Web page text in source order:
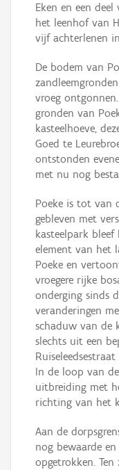
Eken en een
het leenhof van
vijf achterlenen
De bodem van
vroeg
gronden van
kasteelhoeve,
Goed te
ontstonden
met nu nog
Poeke is tot van
gebleven met
kasteelpark
element van het
Poeke en
vroegere rijke
onderging sinds
veranderingen
schaduw van de
slechts uit een
In de loop van
uitbreiding met
richting van het
Aan de
nog bewaarde en
opgetrokken.